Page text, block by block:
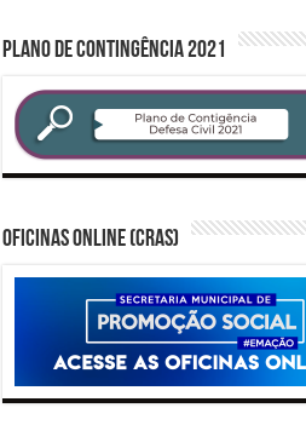
PLANO DE CONTINGÊNCIA 2021
Oficinas Online (CRAS)